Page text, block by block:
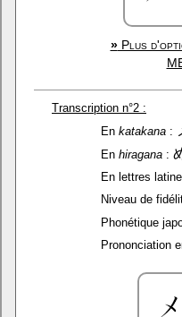
»Plus
Transcription n°2 :
En katakana :
En hiragana :
En lettres
Niveau de
Phonétique
Prononciation